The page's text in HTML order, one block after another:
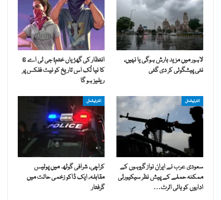
لاہور میں مزید بارش ہوگی یا نہیں،
نئی پیشگوئی کر دی گئی
انتظار کی گھڑیاں ختم! جی ٹی اے 6
کا نیا لُک اس تاریخ کو نیٹ فلکس پر
ریلیز ہو گا
انٹرنیشنل
سعودی عرب نے ایران نواز گروہوں کے
ممکنہ حملے کے پیش نظر سیکیورٹی
اداروں کو ہائی الرٹ…
انٹرنیشنل
کراچی، شرافی گوٹھ میں پولیس
مقابلہ، ایک ڈاکو زخمی حالت میں
گرفتار